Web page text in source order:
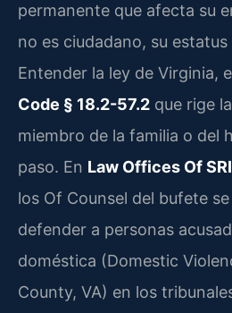
permanente que afecta su
no es ciudadano, su
Entender la ley de Virginia,
Code § 18.2-57.2 que rige
miembro de la familia o del
paso. En Law Offices Of
los Of Counsel del bufete
defender a personas
doméstica (Domestic
County, VA) en los